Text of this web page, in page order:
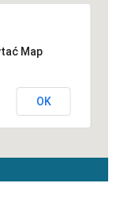
Map
OK